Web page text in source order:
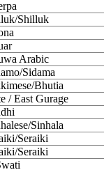
Shilluk
Arabic
Sidama
Bhutia
/ East Gurage
Sinhala
Seraiki
Seraiki